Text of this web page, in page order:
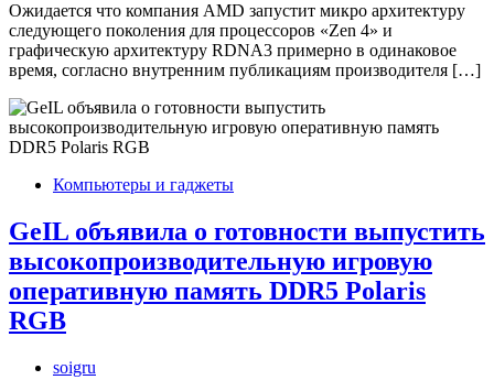
Ожидается что компания AMD запустит микро архитектуру
следующего поколения для процессоров «Zen 4» и
графическую архитектуру RDNA3 примерно в одинаковое
время, согласно внутренним публикациям производителя […]
Компьютеры и гаджеты
GeIL объявила о готовности выпустить
высокопроизводительную игровую
оперативную память DDR5 Polaris
RGB
soigru